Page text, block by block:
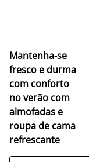
Mantenha-se
fresco e durma
com conforto
no verão com
almofadas e
roupa de cama
refrescante